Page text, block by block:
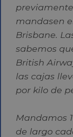
mandasen
Brisbane.
sabemos
British
las cajas
por kilo de
Mandamos
de largo